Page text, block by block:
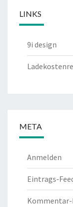
LINKS
9i design
META
Anmelden
Eintrags-
Kommentar-